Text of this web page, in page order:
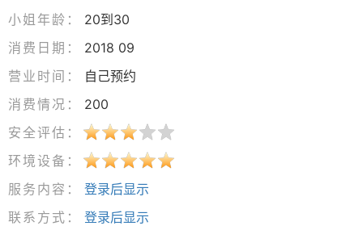
小姐年龄：
20到30
消费日期：
2018 09
营业时间：
自己预约
消费情况：
200
安全评估：
环境设备：
服务内容：
登录后显示
联系方式：
登录后显示